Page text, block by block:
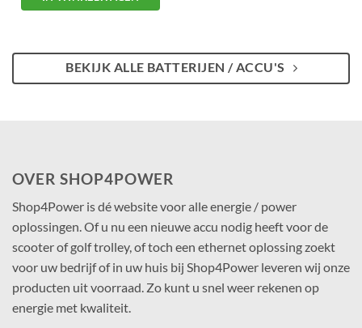
BEKIJK ALLE BATTERIJEN / ACCU'S
OVER SHOP4POWER
Shop4Power is dé website voor alle energie / power
oplossingen. Of u nu een nieuwe accu nodig heeft voor de
scooter of golf trolley, of toch een ethernet oplossing zoekt
voor uw bedrijf of in uw huis bij Shop4Power leveren wij onze
producten uit voorraad. Zo kunt u snel weer rekenen op
energie met kwaliteit.